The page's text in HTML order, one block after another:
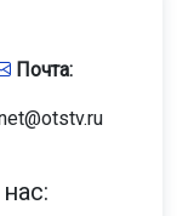
Почта: